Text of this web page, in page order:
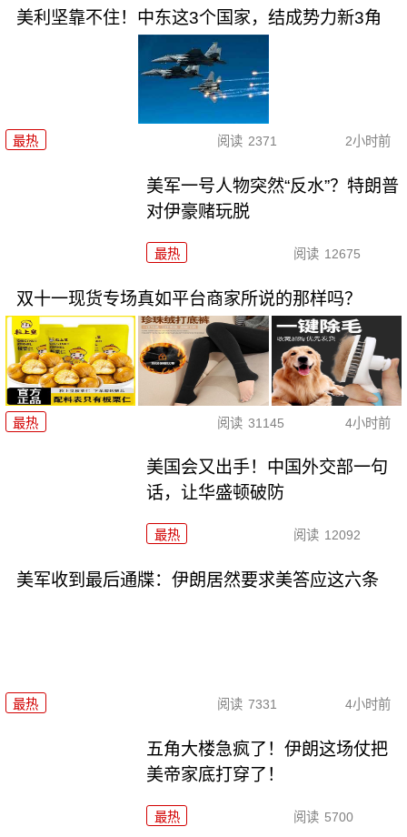
美利坚靠不住！中东这3个国家，结成势力新3角
最热 阅读 2371 2小时前
美军一号人物突然“反水”？特朗普
对伊豪赌玩脱
最热 阅读 12675
双十一现货专场真如平台商家所说的那样吗？
最热 阅读 31145 4小时前
美国会又出手！中国外交部一句
话，让华盛顿破防
最热 阅读 12092
美军收到最后通牒：伊朗居然要求美答应这六条
最热 阅读 7331 4小时前
五角大楼急疯了！伊朗这场仗把
美帝家底打穿了！
最热 阅读 5700